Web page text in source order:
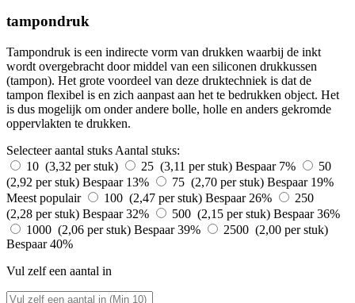
tampondruk
Tampondruk is een indirecte vorm van drukken waarbij de inkt
wordt overgebracht door middel van een siliconen drukkussen
(tampon). Het grote voordeel van deze druktechniek is dat de
tampon flexibel is en zich aanpast aan het te bedrukken object. Het
is dus mogelijk om onder andere bolle, holle en anders gekromde
oppervlakten te drukken.
Selecteer aantal stuks Aantal stuks:
10 (3,32 per stuk)
25 (3,11 per stuk) Bespaar 7%
50
(2,92 per stuk) Bespaar 13% 75 (2,70 per stuk) Bespaar 19%
Meest populair
100 (2,47 per stuk) Bespaar 26%
250
(2,28 per stuk) Bespaar 32% 500 (2,15 per stuk) Bespaar 36%
1000 (2,06 per stuk) Bespaar 39%
2500 (2,00 per stuk)
Bespaar 40%
Vul zelf een aantal in